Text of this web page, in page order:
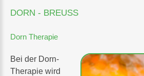
DORN - BREUSS
Dorn Therapie
Bei der Dorn-
Therapie wird